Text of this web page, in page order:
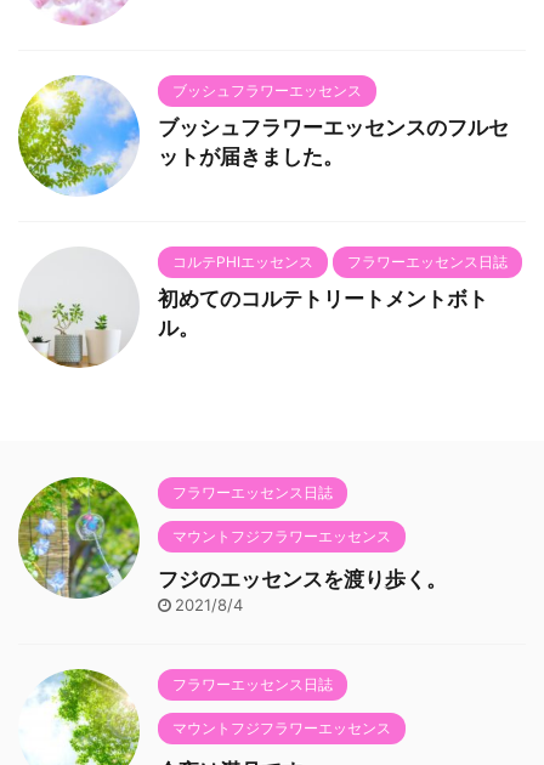
ブッシュフラワーエッセンス
ブッシュフラワーエッセンスのフルセ
ットが届きました。
コルテPHIエッセンス フラワーエッセンス日誌
初めてのコルテトリートメントボト
ル。
フラワーエッセンス日誌
マウントフジフラワーエッセンス
フジのエッセンスを渡り歩く。
2021/8/4
フラワーエッセンス日誌
マウントフジフラワーエッセンス